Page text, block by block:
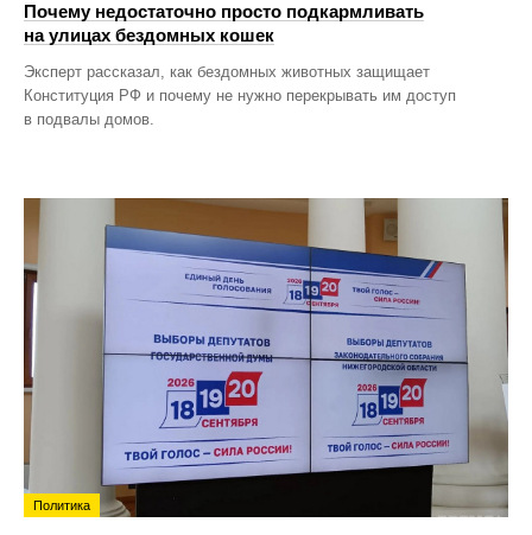
Почему недостаточно просто подкармливать
на улицах бездомных кошек
Эксперт рассказал, как бездомных животных защищает
Конституция РФ и почему не нужно перекрывать им доступ
в подвалы домов.
Политика